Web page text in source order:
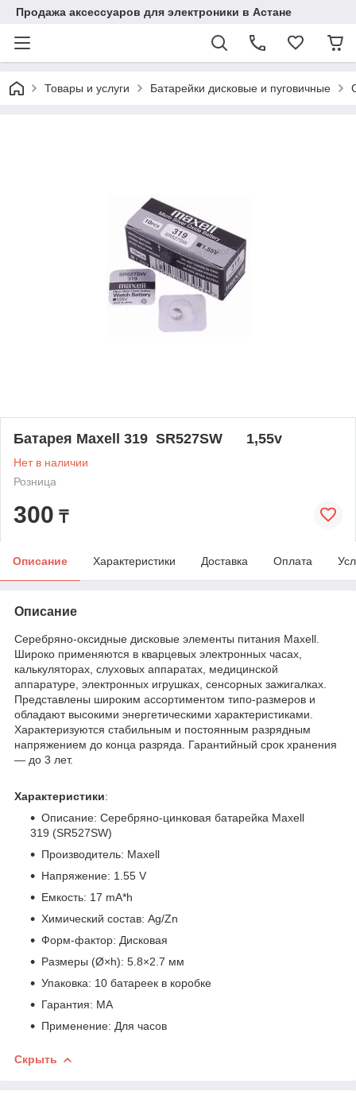
Продажа аксессуаров для электроники в Астане
Товары и услуги Батарейки дисковые и пуговичные
Батарея Maxell 319 SR527SW 1,55v
Нет в наличии
Розница
300 ₸
Описание Характеристики Доставка Оплата
Описание
Серебряно-оксидные дисковые элементы питания Maxell.
Широко применяются в кварцевых электронных часах,
калькуляторах, слуховых аппаратах, медицинской
аппаратуре, электронных игрушках, сенсорных зажигалках.
Представлены широким ассортиментом типо-размеров и
обладают высокими энергетическими характеристиками.
Характеризуются стабильным и постоянным разрядным
напряжением до конца разряда. Гарантийный срок хранения
— до 3 лет.
Характеристики:
Описание: Серебряно-цинковая батарейка Maxell
319 (SR527SW)
Производитель: Maxell
Напряжение: 1.55 V
Емкость: 17 mA*h
Химический состав: Ag/Zn
Форм-фактор: Дисковая
Размеры (Ø×h): 5.8×2.7 мм
Упаковка: 10 батареек в коробке
Гарантия: МА
Применение: Для часов
Скрыть